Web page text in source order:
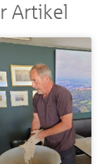
Artikel